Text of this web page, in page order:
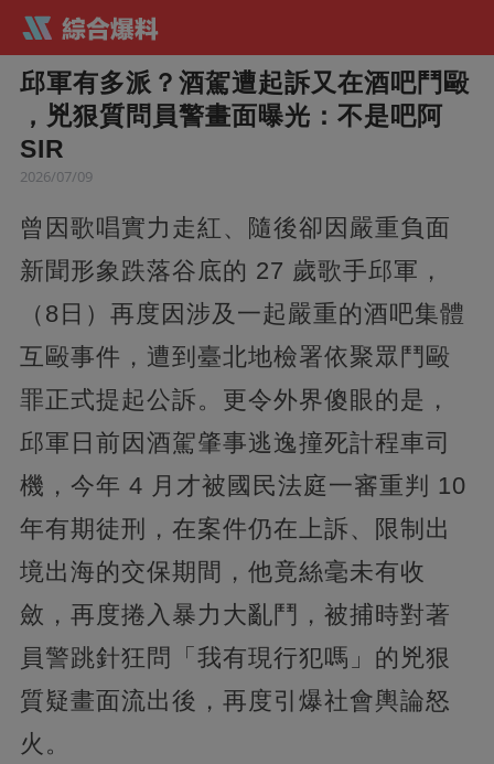
邱軍有多派？酒駕遭起訴又在酒吧鬥毆
，兇狠質問員警畫面曝光：不是吧阿
SIR
2026/07/09
曾因歌唱實力走紅、隨後卻因嚴重負面
新聞形象跌落谷底的 27 歲歌手邱軍，
（8日）再度因涉及一起嚴重的酒吧集體
互毆事件，遭到臺北地檢署依聚眾鬥毆
罪正式提起公訴。更令外界傻眼的是，
邱軍日前因酒駕肇事逃逸撞死計程車司
機，今年 4 月才被國民法庭一審重判 10
年有期徒刑，在案件仍在上訴、限制出
境出海的交保期間，他竟絲毫未有收
斂，再度捲入暴力大亂鬥，被捕時對著
員警跳針狂問「我有現行犯嗎」的兇狠
質疑畫面流出後，再度引爆社會輿論怒
火。